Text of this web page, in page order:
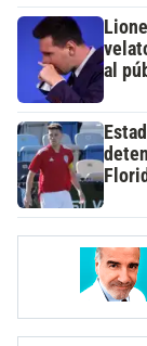
al